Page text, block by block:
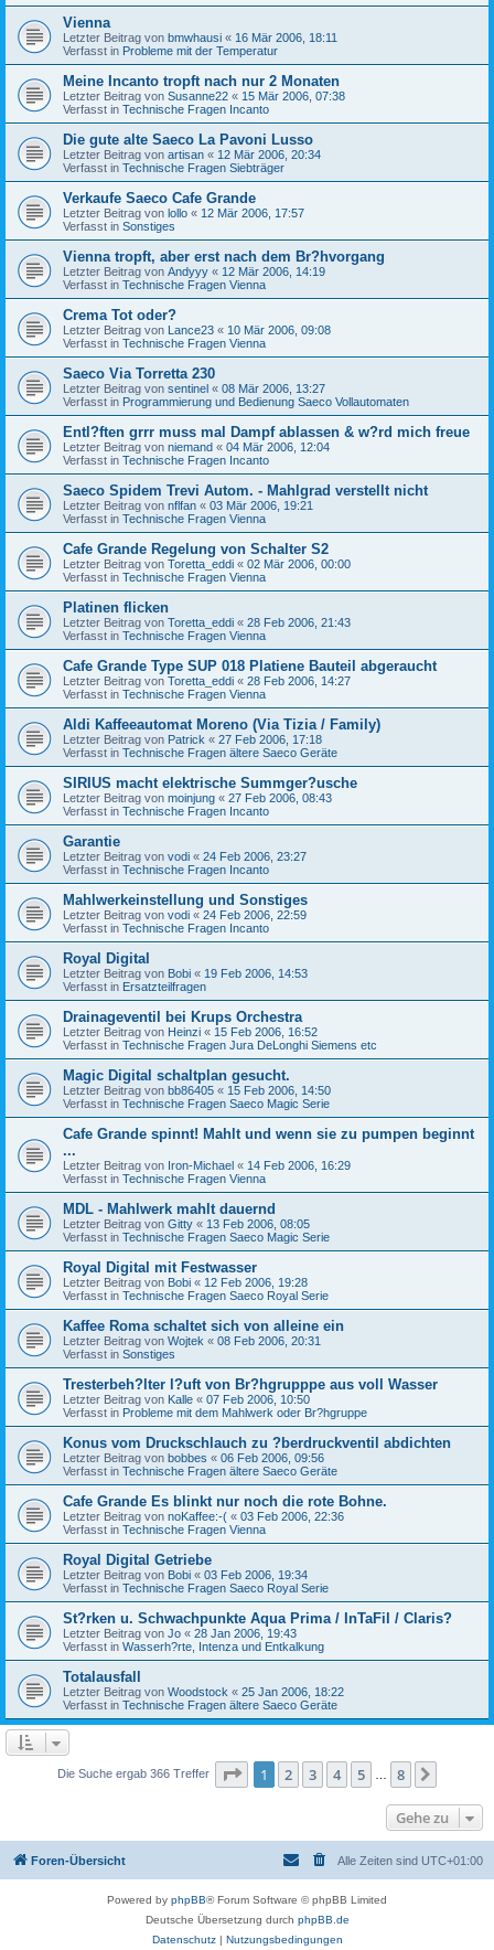
Vienna
Letzter Beitrag von bmwhausi « 16 Mär 2006, 18:11
Verfasst in Probleme mit der Temperatur
Meine Incanto tropft nach nur 2 Monaten
Letzter Beitrag von Susanne22 « 15 Mär 2006, 07:38
Verfasst in Technische Fragen Incanto
Die gute alte Saeco La Pavoni Lusso
Letzter Beitrag von artisan « 12 Mär 2006, 20:34
Verfasst in Technische Fragen Siebträger
Verkaufe Saeco Cafe Grande
Letzter Beitrag von lollo « 12 Mär 2006, 17:57
Verfasst in Sonstiges
Vienna tropft, aber erst nach dem Br?hvorgang
Letzter Beitrag von Andyyy « 12 Mär 2006, 14:19
Verfasst in Technische Fragen Vienna
Crema Tot oder?
Letzter Beitrag von Lance23 « 10 Mär 2006, 09:08
Verfasst in Technische Fragen Vienna
Saeco Via Torretta 230
Letzter Beitrag von sentinel « 08 Mär 2006, 13:27
Verfasst in Programmierung und Bedienung Saeco Vollautomaten
Entl?ften grrr muss mal Dampf ablassen & w?rd mich freue
Letzter Beitrag von niemand « 04 Mär 2006, 12:04
Verfasst in Technische Fragen Incanto
Saeco Spidem Trevi Autom. - Mahlgrad verstellt nicht
Letzter Beitrag von nflfan « 03 Mär 2006, 19:21
Verfasst in Technische Fragen Vienna
Cafe Grande Regelung von Schalter S2
Letzter Beitrag von Toretta_eddi « 02 Mär 2006, 00:00
Verfasst in Technische Fragen Vienna
Platinen flicken
Letzter Beitrag von Toretta_eddi « 28 Feb 2006, 21:43
Verfasst in Technische Fragen Vienna
Cafe Grande Type SUP 018 Platiene Bauteil abgeraucht
Letzter Beitrag von Toretta_eddi « 28 Feb 2006, 14:27
Verfasst in Technische Fragen Vienna
Aldi Kaffeeautomat Moreno (Via Tizia / Family)
Letzter Beitrag von Patrick « 27 Feb 2006, 17:18
Verfasst in Technische Fragen ältere Saeco Geräte
SIRIUS macht elektrische Summger?usche
Letzter Beitrag von moinjung « 27 Feb 2006, 08:43
Verfasst in Technische Fragen Incanto
Garantie
Letzter Beitrag von vodi « 24 Feb 2006, 23:27
Verfasst in Technische Fragen Incanto
Mahlwerkeinstellung und Sonstiges
Letzter Beitrag von vodi « 24 Feb 2006, 22:59
Verfasst in Technische Fragen Incanto
Royal Digital
Letzter Beitrag von Bobi « 19 Feb 2006, 14:53
Verfasst in Ersatzteilfragen
Drainageventil bei Krups Orchestra
Letzter Beitrag von Heinzi « 15 Feb 2006, 16:52
Verfasst in Technische Fragen Jura DeLonghi Siemens etc
Magic Digital schaltplan gesucht.
Letzter Beitrag von bb86405 « 15 Feb 2006, 14:50
Verfasst in Technische Fragen Saeco Magic Serie
Cafe Grande spinnt! Mahlt und wenn sie zu pumpen beginnt
...
Letzter Beitrag von Iron-Michael « 14 Feb 2006, 16:29
Verfasst in Technische Fragen Vienna
MDL - Mahlwerk mahlt dauernd
Letzter Beitrag von Gitty « 13 Feb 2006, 08:05
Verfasst in Technische Fragen Saeco Magic Serie
Royal Digital mit Festwasser
Letzter Beitrag von Bobi « 12 Feb 2006, 19:28
Verfasst in Technische Fragen Saeco Royal Serie
Kaffee Roma schaltet sich von alleine ein
Letzter Beitrag von Wojtek « 08 Feb 2006, 20:31
Verfasst in Sonstiges
Tresterbeh?lter l?uft von Br?hgrupppe aus voll Wasser
Letzter Beitrag von Kalle « 07 Feb 2006, 10:50
Verfasst in Probleme mit dem Mahlwerk oder Br?hgruppe
Konus vom Druckschlauch zu ?berdruckventil abdichten
Letzter Beitrag von bobbes « 06 Feb 2006, 09:56
Verfasst in Technische Fragen ältere Saeco Geräte
Cafe Grande Es blinkt nur noch die rote Bohne.
Letzter Beitrag von noKaffee:-( « 03 Feb 2006, 22:36
Verfasst in Technische Fragen Vienna
Royal Digital Getriebe
Letzter Beitrag von Bobi « 03 Feb 2006, 19:34
Verfasst in Technische Fragen Saeco Royal Serie
St?rken u. Schwachpunkte Aqua Prima / InTaFil / Claris?
Letzter Beitrag von Jo « 28 Jan 2006, 19:43
Verfasst in Wasserh?rte, Intenza und Entkalkung
Totalausfall
Letzter Beitrag von Woodstock « 25 Jan 2006, 18:22
Verfasst in Technische Fragen ältere Saeco Geräte
Die Suche ergab 366 Treffer Seite 1von
1 2 3 4 5 8
Gehe zu
Foren-Übersicht Alle Zeiten sind UTC+01:00
Powered by phpBB® Forum Software © phpBB Limited
Deutsche Übersetzung durch phpBB.de
Datenschutz| Nutzungsbedingungen